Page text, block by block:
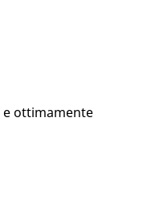
e ottimamente